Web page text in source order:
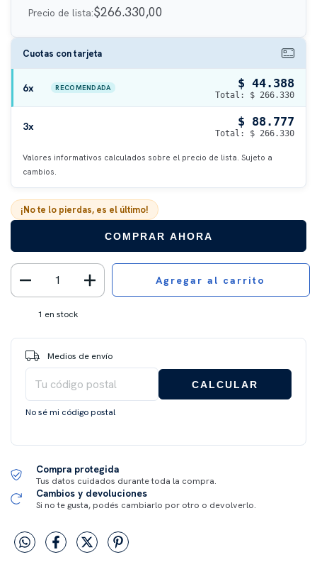
Precio de lista:$266.330,00
Cuotas con tarjeta
6x RECOMENDADA $ 44.388
Total: $ 266.330
3x $ 88.777
Total: $ 266.330
Valores informativos calculados sobre el precio de lista. Sujeto a
cambios.
¡No te lo pierdas, es el último!
COMPRAR AHORA
1 en stock
Entregas para el CP:
Medios de envío
CALCULAR
No sé mi código postal
Compra protegida
Tus datos cuidados durante toda la compra.
Cambios y devoluciones
Si no te gusta, podés cambiarlo por otro o devolverlo.